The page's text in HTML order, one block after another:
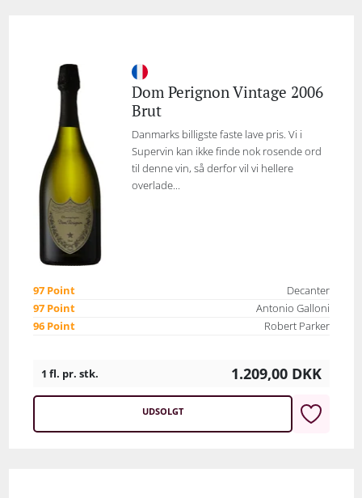
Dom Perignon Vintage 2006
Brut
Danmarks billigste faste lave pris. Vi i
Supervin kan ikke finde nok rosende ord
til denne vin, så derfor vil vi hellere
overlade...
97 Point
Decanter
97 Point
Antonio Galloni
96 Point
Robert Parker
1 fl. pr. stk. 1.209,00 DKK
UDSOLGT